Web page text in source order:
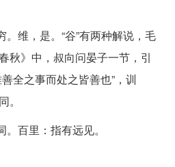
维，是。“谷”有两种解说，毛
秋》中，叔向问晏子一节，引
全之事而处之皆善也”，训
。
百里：指有远见。